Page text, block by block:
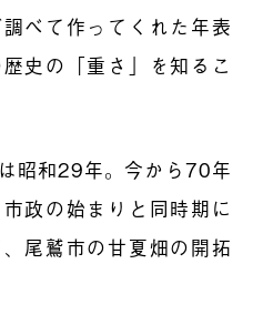
べて作ってくれた年表
史の「重さ」を知るこ
昭和29年。今から70年
政の始まりと同時期に
尾鷲市の甘夏畑の開拓